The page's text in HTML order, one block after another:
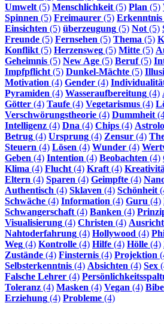
Umwelt(5) Menschlichkeit(5) Plan (5)
Spinnen (5) Freimaurer (5) Erkenntnis
Einsichten (5) überzeugung (5) Not(5)
Freunde (5) Fernsehen (5) Thema (5)
Konflikt(5) Herzensweg (5) Mitte (5)
Geheimnis (5) New Age (5) Beruf(5)
Impfpflicht(5) Dunkel-Mächte (5)
Motivation (4) Gender (4)
Pyramiden (4) Wasseraufbereitung (4)
Götter (4) Taufe (4) Vegetarismus (4)
Verschwörungstheorie (4) Dummheit
Intelligenz (4) Dna (4) Chips (4)
Betrug (4) Ursprung (4) Zensur (4)
Steuern (4) Lösen (4) Wunder (4)
Geben (4) Intention (4) Beobachten (4)
Klima (4) Flucht(4) Kraft(4)
Eltern (4) Sparen (4) Geimpfte (4)
Authentisch (4) Sklaven (4) Schönheit
Schwäche (4) Information (4) Guru (4)
Schwangerschaft(4) Banken (4)
Visualisierung (4) Christen (4)
Nahtoderfahrung (4) Hollywood (4)
Weg (4) Kontrolle (4) Hilfe (4) Hölle (4)
Zustände (4) Finsternis (4) Projektion
Selbsterkenntnis (4) Absichten (4) Sex
Falsche Lehrer (4)
Toleranz (4) Masken (4) Vegan (4)
Erziehung (4) Probleme (4)